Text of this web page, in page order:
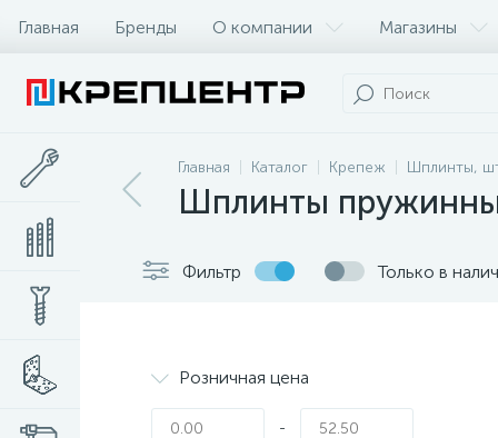
Главная Бренды О компании Магазины
Главная Каталог Крепеж Шплинты,
Шплинты
Фильтр Только в
Розничная цена
-